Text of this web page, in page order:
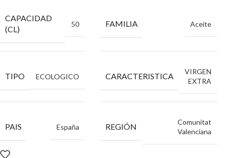
CAPACIDAD
(CL)
50 FAMILIA Aceite
TIPO ECOLOGICO CARACTERISTICA
VIRGEN
EXTRA
PAIS España REGIÓN
Comunitat
Valenciana